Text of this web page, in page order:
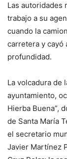
Las autoridades
trabajo a su
cuando la
carretera y cayó
profundidad.
La volcadura de
ayuntamiento,
Hierba Buena”,
de Santa María
el secretario
Javier Martínez